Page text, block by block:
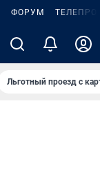
ФОРУМ
Льготный проезд с